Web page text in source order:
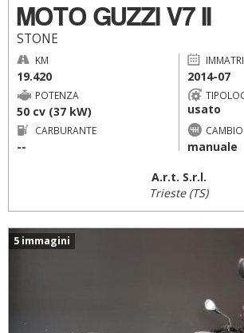
MOTO GUZZI V7 II
STONE
KM
19.420 2014-07
POTENZA
50 cv (37 kW) usato
CARBURANTE
--
CAMBIO
manuale
A.r.t. S.r.l.
Trieste (TS)
5 immagini